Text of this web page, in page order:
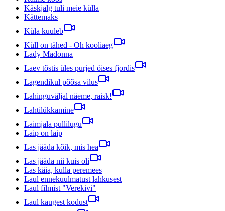
Käskjalg tuli meie külla
Kättemaks
Küla kuuleb
Küll on tähed - Oh kooliaeg
Lady Madonna
Laev tõstis üles purjed öises fjordis
Lagendikul põõsa vilus
Lahinguväljal näeme, raisk!
Lahtilükkamine
Laimjala pullilugu
Laip on laip
Las jääda kõik, mis hea
Las jääda nii kuis oli
Las käia, kulla peremees
Laul ennekuulmatust lahkusest
Laul filmist "Verekivi"
Laul kaugest kodust